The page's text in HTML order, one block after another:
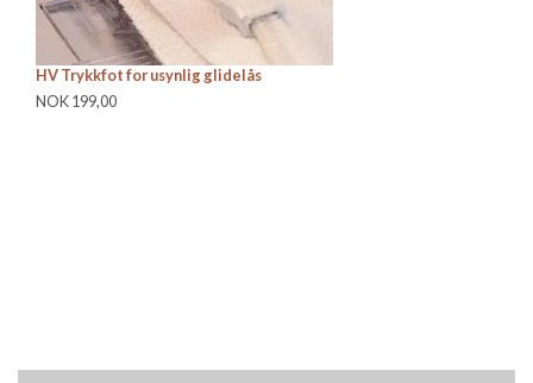
HV Trykkfot for usynlig glidelås
NOK 199,00